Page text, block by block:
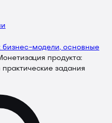
бизнес-модели, основные
продукта:
задания